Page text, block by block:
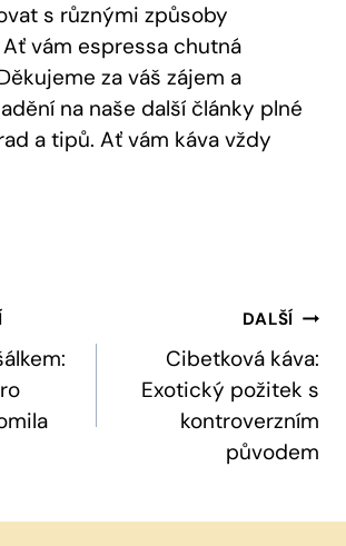
s různými způsoby
vám espressa chutná
za váš zájem a
na naše další články plné
a tipů. Ať vám káva vždy
DALŠÍ
Cibetková káva:
Exotický požitek s
kontroverzním
původem